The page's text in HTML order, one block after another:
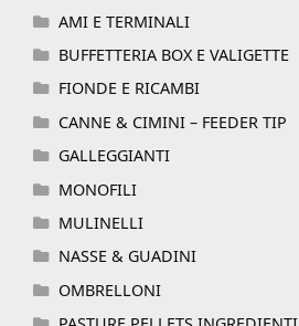
AMI E TERMINALI
BUFFETTERIA BOX E VALIGETTE
FIONDE E RICAMBI
CANNE & CIMINI – FEEDER TIP
GALLEGGIANTI
MONOFILI
MULINELLI
NASSE & GUADINI
OMBRELLONI